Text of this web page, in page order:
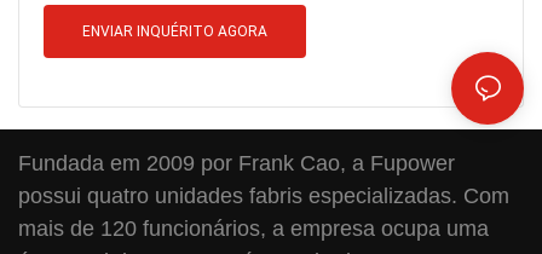
ENVIAR INQUÉRITO AGORA
Fundada em 2009 por Frank Cao, a Fupower
possui quatro unidades fabris especializadas. Com
mais de 120 funcionários, a empresa ocupa uma